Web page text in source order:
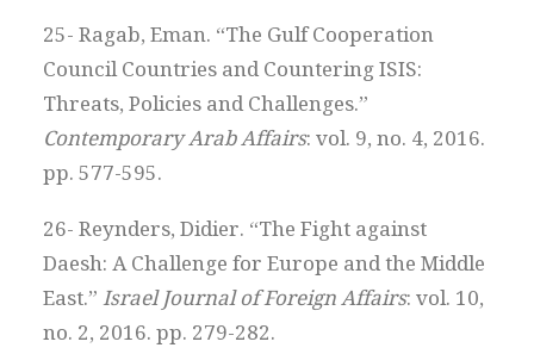
25- Ragab, Eman. “The Gulf Cooperation
Council Countries and Countering ISIS:
Threats, Policies and Challenges.”
Contemporary Arab Affairs: vol. 9, no. 4, 2016.
pp. 577-595.
26- Reynders, Didier. “The Fight against
Daesh: A Challenge for Europe and the Middle
East.”Israel Journal of Foreign Affairs: vol. 10,
no. 2, 2016. pp. 279-282.